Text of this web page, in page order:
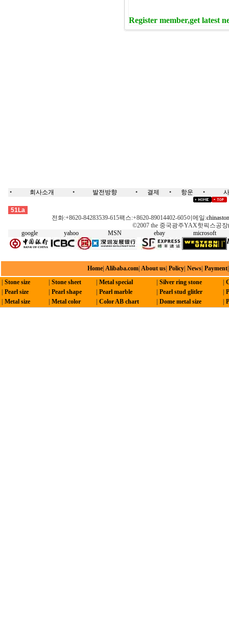
Register member,get latest
• 회사소개 • 발전방향 • 결제 • 항운 •
51La
전화:+8620-84283539-615팩스:+8620-89014402-605이메일:
©2007 the 중국광주YAX핫픽스공
google
yahoo MSN ebay microsoft
Home Alibaba.com About us Policy News Payment
Stone size Stone sheet Metal special Silver ring stone
Pearl size Pearl shape Pearl marble Pearl stud glitler
Metal size Metal color Color AB chart Dome metal size